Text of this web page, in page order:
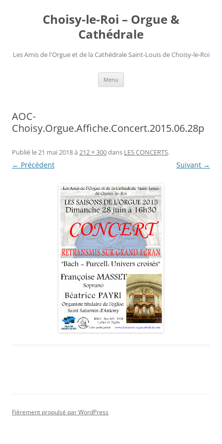
Choisy-le-Roi – Orgue &
Cathédrale
Les Amis de l'Orgue et de la Cathédrale Saint-Louis de Choisy-le-Roi
Menu
AOC-
Choisy.Orgue.Affiche.Concert.2015.06.28p
Publié le21 mai 2018à 212 × 300dans LES CONCERTS.
← Précédent Suivant →
Fièrement propulsé par WordPress